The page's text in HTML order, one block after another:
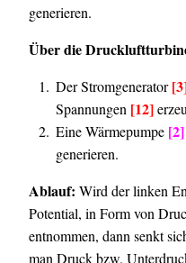
generieren.
Über die
Der Stromgenerator[
Spannungen [12]
Eine Wärmepumpe [2]
generieren.
Ablauf: Wird der linken
Potential, in Form von
entnommen, dann senkt
man Druck bzw.